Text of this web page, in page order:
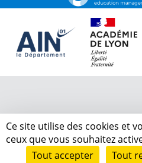
Ce site utilise des cookies et
ceux que vous souhaitez
Tout accepter
Tout